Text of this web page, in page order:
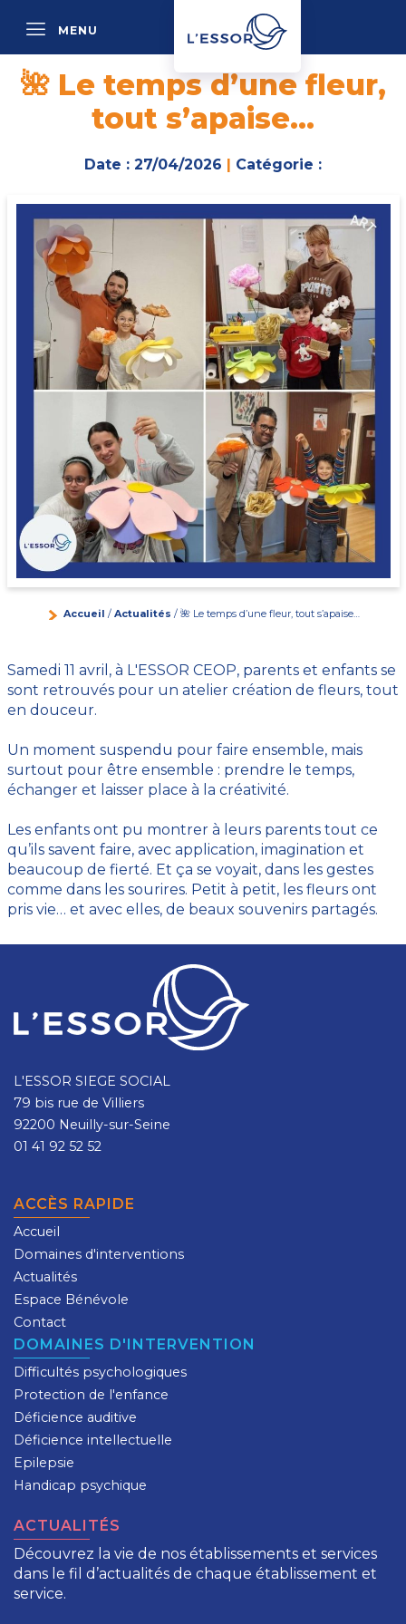
MENU
🌺 Le temps d’une fleur,
tout s’apaise…
Date : 27/04/2026 | Catégorie :
Accueil / Actualités / 🌺 Le temps d’une fleur, tout s’apaise…
Samedi 11 avril, à L'ESSOR CEOP, parents et enfants se
sont retrouvés pour un atelier création de fleurs, tout
en douceur.
Un moment suspendu pour faire ensemble, mais
surtout pour être ensemble : prendre le temps,
échanger et laisser place à la créativité.
Les enfants ont pu montrer à leurs parents tout ce
qu’ils savent faire, avec application, imagination et
beaucoup de fierté. Et ça se voyait, dans les gestes
comme dans les sourires. Petit à petit, les fleurs ont
pris vie… et avec elles, de beaux souvenirs partagés.
L'ESSOR SIEGE SOCIAL
79 bis rue de Villiers
92200 Neuilly-sur-Seine
01 41 92 52 52
ACCÈS RAPIDE
Accueil
Domaines d'interventions
Actualités
Espace Bénévole
Contact
DOMAINES D'INTERVENTION
Difficultés psychologiques
Protection de l'enfance
Déficience auditive
Déficience intellectuelle
Epilepsie
Handicap psychique
ACTUALITÉS
Découvrez la vie de nos établissements et services
dans le fil d’actualités de chaque établissement et
service.